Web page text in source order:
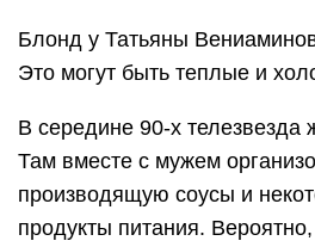
Блонд у Татьяны
Это могут быть теплые и
В середине 90-х
Там вместе с мужем
производящую соусы и
продукты питания.